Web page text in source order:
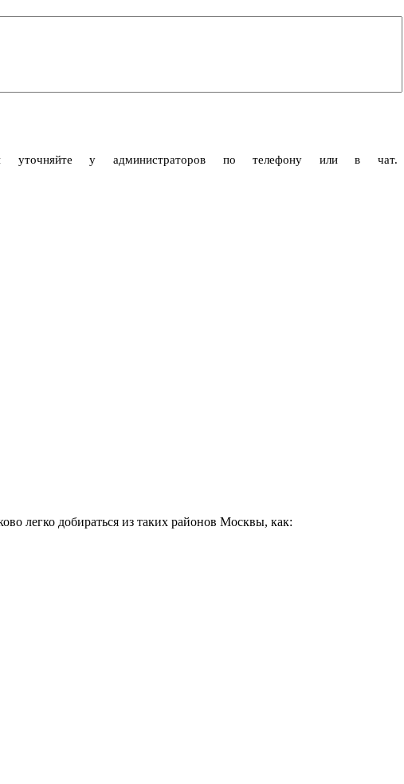
уточняйте у администраторов по телефону или в чат.
легко добираться из таких районов Москвы, как: